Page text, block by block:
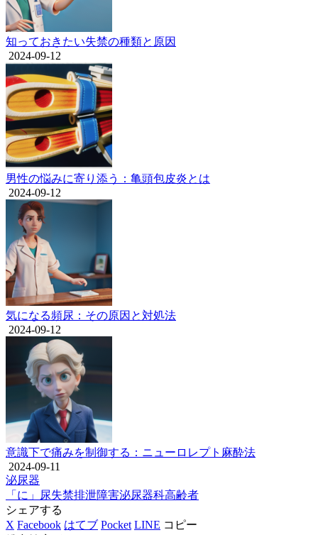
知っておきたい失禁の種類と原因
2024-09-12
男性の悩みに寄り添う：亀頭包皮炎とは
2024-09-12
気になる頻尿：その原因と対処法
2024-09-12
意識下で痛みを制御する：ニューロレプト麻酔法
2024-09-11
泌尿器
「に」
尿失禁排泄障害泌尿器科高齢者
シェアする
X Facebook はてブ Pocket LINE コピー